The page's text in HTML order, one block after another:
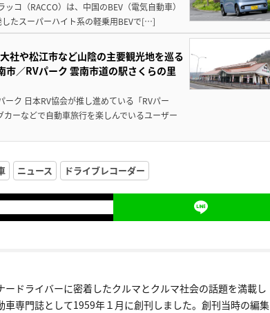
コ（RACCO）は、中国のBEV（電気自動車）
たスーパーハイト系の軽乗用BEVで[…]
社や松江市など山陰の主要観光地を巡る
／RVパーク 雲南市道の駅さくらの里
ク 日本RV協会が推し進めている「RVパー
ーなどで自動車旅行を楽しんでいるユーザー
ニュース ドライブレコーダー
ードライバーに密着したクルマとクルマ社会の話題を満載し
車専門誌として1959年１月に創刊しました。創刊当時の編集